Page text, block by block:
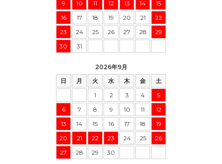
9
10 11 12 13 14
15
16
17 18 19 20 21
22
23
24 25 26 27 28
29
30
31
2026年9月
日
月 火 水 木 金
土
1
2 3 4
5
6
7 8 9 10 11
12
13
14 15 16 17 18
19
20
21 22 23 24 25
26
27
28 29 30